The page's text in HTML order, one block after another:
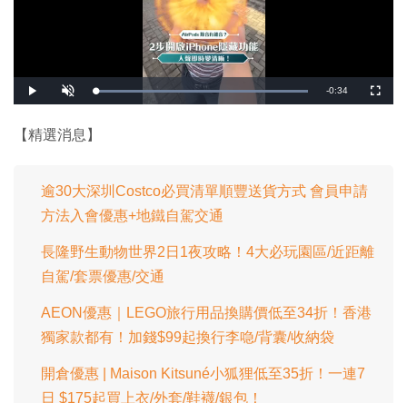
播
放
開
啟
載
入
0
%
剩
-0:34
全
螢
【精選消息】
逾30大深圳Costco必買清單順豐送貨方式 會員申請
方法入會優惠+地鐵自駕交通
長隆野生動物世界2日1夜攻略！4大必玩園區/近距離
自駕/套票優惠/交通
AEON優惠｜LEGO旅行用品換購價低至34折！香港
獨家款都有！加錢$99起換行李喼/背囊/收納袋
開倉優惠 | Maison Kitsuné小狐狸低至35折！一連7
日 $175起買上衣/外套/鞋襪/銀包！